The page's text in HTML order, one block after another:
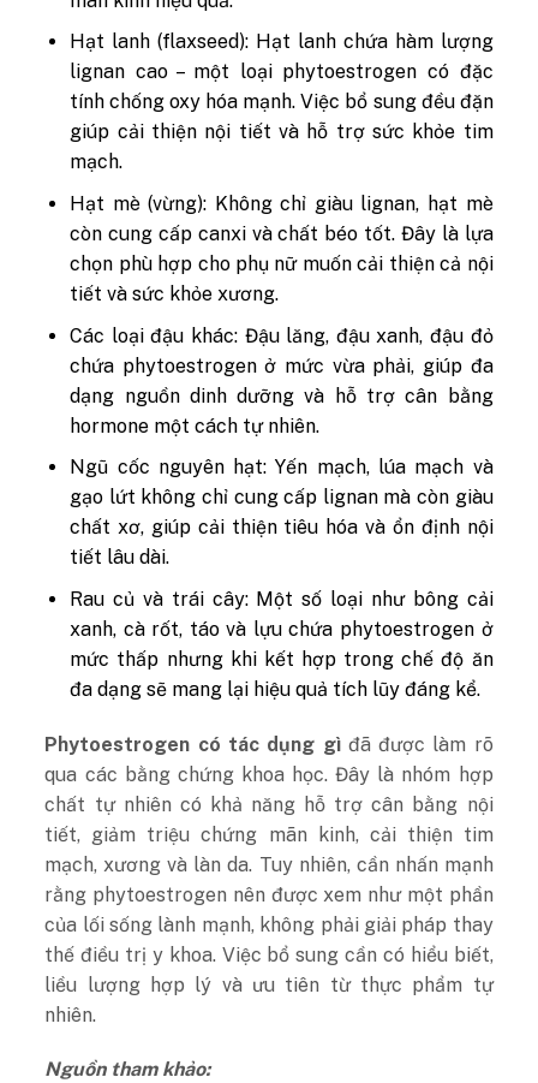
Hạt lanh (flaxseed): Hạt lanh chứa hàm lượng
lignan cao – một loại phytoestrogen có đặc
tính chống oxy hóa mạnh. Việc bổ sung đều đặn
giúp cải thiện nội tiết và hỗ trợ sức khỏe tim
mạch.
Hạt mè (vừng): Không chỉ giàu lignan, hạt mè
còn cung cấp canxi và chất béo tốt. Đây là lựa
chọn phù hợp cho phụ nữ muốn cải thiện cả nội
tiết và sức khỏe xương.
Các loại đậu khác: Đậu lăng, đậu xanh, đậu đỏ
chứa phytoestrogen ở mức vừa phải, giúp đa
dạng nguồn dinh dưỡng và hỗ trợ cân bằng
hormone một cách tự nhiên.
Ngũ cốc nguyên hạt: Yến mạch, lúa mạch và
gạo lứt không chỉ cung cấp lignan mà còn giàu
chất xơ, giúp cải thiện tiêu hóa và ổn định nội
tiết lâu dài.
Rau củ và trái cây: Một số loại như bông cải
xanh, cà rốt, táo và lựu chứa phytoestrogen ở
mức thấp nhưng khi kết hợp trong chế độ ăn
đa dạng sẽ mang lại hiệu quả tích lũy đáng kể.
Phytoestrogen có tác dụng gìđã được làm rõ
qua các bằng chứng khoa học. Đây là nhóm hợp
chất tự nhiên có khả năng hỗ trợ cân bằng nội
tiết, giảm triệu chứng mãn kinh, cải thiện tim
mạch, xương và làn da. Tuy nhiên, cần nhấn mạnh
rằng phytoestrogen nên được xem như một phần
của lối sống lành mạnh, không phải giải pháp thay
thế điều trị y khoa. Việc bổ sung cần có hiểu biết,
liều lượng hợp lý và ưu tiên từ thực phẩm tự
nhiên.
Nguồn tham khảo: